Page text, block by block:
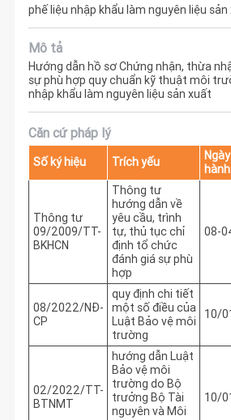
phế liệu nhập khẩu làm nguyên liệu
Mô tả
Hướng dẫn hồ sơ Chứng nhận, thừa
sự phù hợp quy chuẩn kỹ thuật môi
nhập khẩu làm nguyên liệu sản xuất
Căn cứ pháp lý
Số ký hiệu Trích yếu
hành
Thông tư
09/2009/TT-
BKHCN
Thông tư
hướng dẫn về
yêu cầu, trình
tự, thủ tục chỉ
định tổ chức
đánh giá sự phù
hợp
08-
08/2022/NĐ-
CP
quy định chi tiết
một số điều của
Luật Bảo vệ môi
trường
10/
02/2022/TT-
BTNMT
hướng dẫn Luật
Bảo vệ môi
trường do Bộ
trưởng Bộ Tài
nguyên và Môi
10/